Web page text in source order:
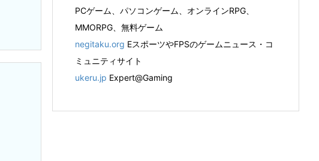
PCゲーム、パソコンゲーム、オンラインRPG、
MMORPG、無料ゲーム
negitaku.org EスポーツやFPSのゲームニュース・コ
ミュニティサイト
ukeru.jp Expert@Gaming